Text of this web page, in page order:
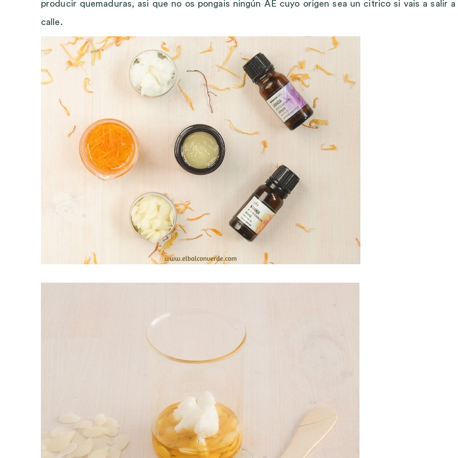
producir quemaduras, asi que no os pongais ningún AE cuyo origen sea un citrico si vais a salir a
calle.